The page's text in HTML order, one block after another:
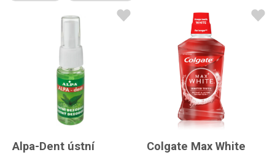
Alpa-Dent ústní
Colgate Max White